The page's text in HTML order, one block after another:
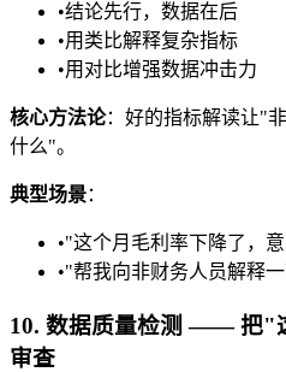
•结论先行，数据在后
•用类比解释复杂指标
•用对比增强数据冲击力
核心方法论：好的指标解读让"
什么"。
典型场景：
•"这个月毛利率下降了，
•"帮我向非财务人员解释
10. 数据质量检测 —— 把"
审查